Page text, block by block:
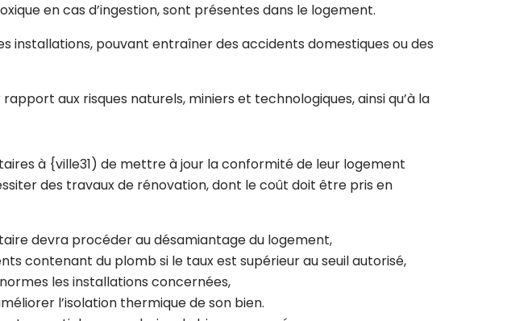
en cas d’ingestion, sont présentes dans le logement.
installations, pouvant entraîner des accidents domestiques ou des
aux risques naturels, miniers et technologiques, ainsi qu’à la
à {ville31) de mettre à jour la conformité de leur logement
des travaux de rénovation, dont le coût doit être pris en
devra procéder au désamiantage du logement,
contenant du plomb si le taux est supérieur au seuil autorisé,
les installations concernées,
l’isolation thermique de son bien.